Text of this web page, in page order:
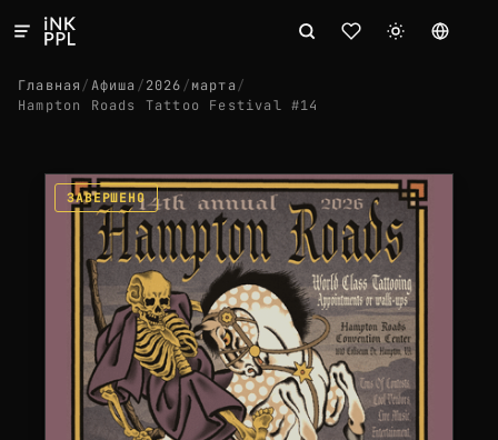
Главная/Афиша /2026/марта/
Hampton Roads Tattoo Festival #14
ЗАВЕРШЕНО